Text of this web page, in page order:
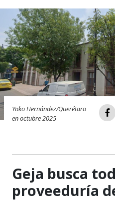
Yoko Hernández/Querétaro
en octubre 2025
Geja busca
proveeduría